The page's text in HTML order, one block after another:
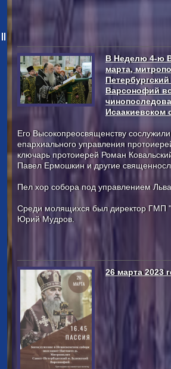
В Неделю 4-ю
марта,
Варсонофий
Исаакиевском
Его Высокопреосвященству
епархиального управления
ключарь протоиерей Роман
Павел Ермошкин и другие
Пел хор собора под управлением
Среди молящихся был директор ГМП
Юрий Мудров.
26 марта 2023